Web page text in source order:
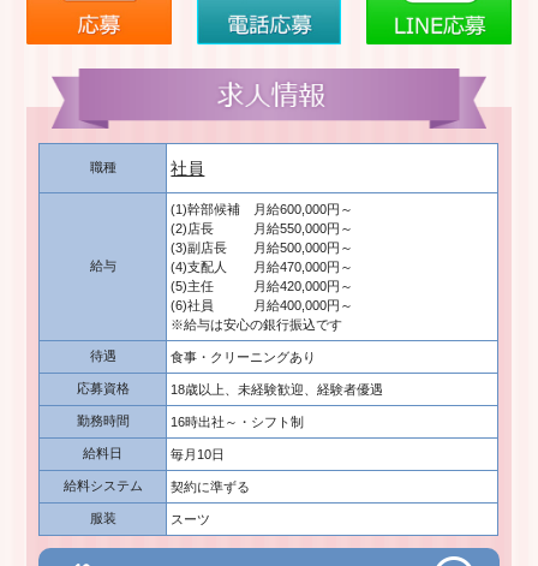
職種 社員
給与
(1)幹部候補 月給600,000円～
(2)店長 月給550,000円～
(3)副店長 月給500,000円～
(4)支配人 月給470,000円～
(5)主任 月給420,000円～
(6)社員 月給400,000円～
※給与は安心の銀行振込です
待遇 食事・クリーニングあり
応募資格 18歳以上、未経験歓迎、経験者優遇
勤務時間 16時出社～・シフト制
給料日 毎月10日
給料システム 契約に準ずる
服装 スーツ